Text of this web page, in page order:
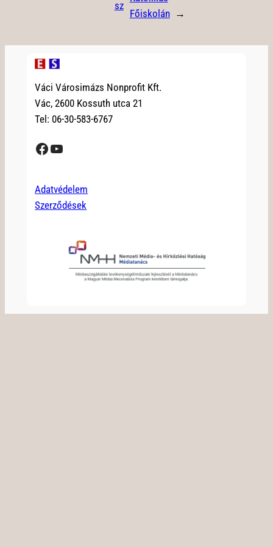
sz
Főiskolán →
Váci Városimázs Nonprofit Kft.
Vác, 2600 Kossuth utca 21
Tel: 06-30-583-6767
Facebook YouTube
Adatvédelem
Szerződések